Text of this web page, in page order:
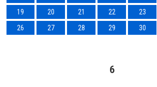
19
20 21 22 23
26
27 28 29 30
6